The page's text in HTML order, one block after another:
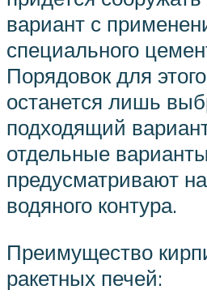
вариант с
специального
Порядовок для
останется лишь
подходящий
отдельные
предусматривают
водяного контура.
Преимущество
ракетных печей: